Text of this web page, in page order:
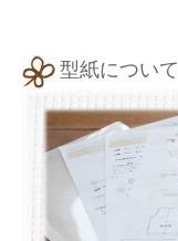
型紙について